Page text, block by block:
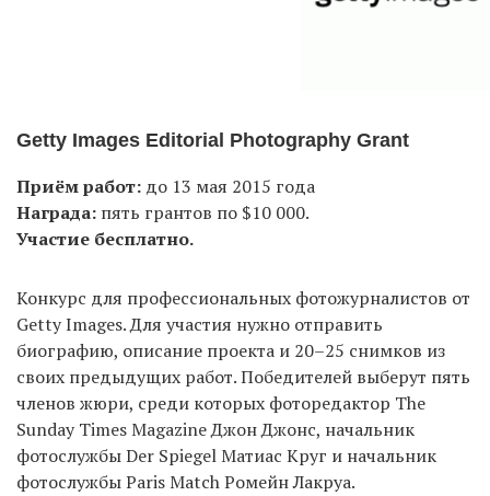
Getty Images Editorial Photography Grant
Приём работ: до 13 мая 2015 года
Награда: пять грантов по $10 000.
Участие бесплатно.
Конкурс для профессиональных фотожурналистов от
Getty Images. Для участия нужно отправить
биографию, описание проекта и 20–25 снимков из
своих предыдущих работ. Победителей выберут пять
членов жюри, среди которых фоторедактор The
Sunday Times Magazine Джон Джонс, начальник
фотослужбы Der Spiegel Матиас Круг и начальник
фотослужбы Paris Match Ромейн Лакруа.